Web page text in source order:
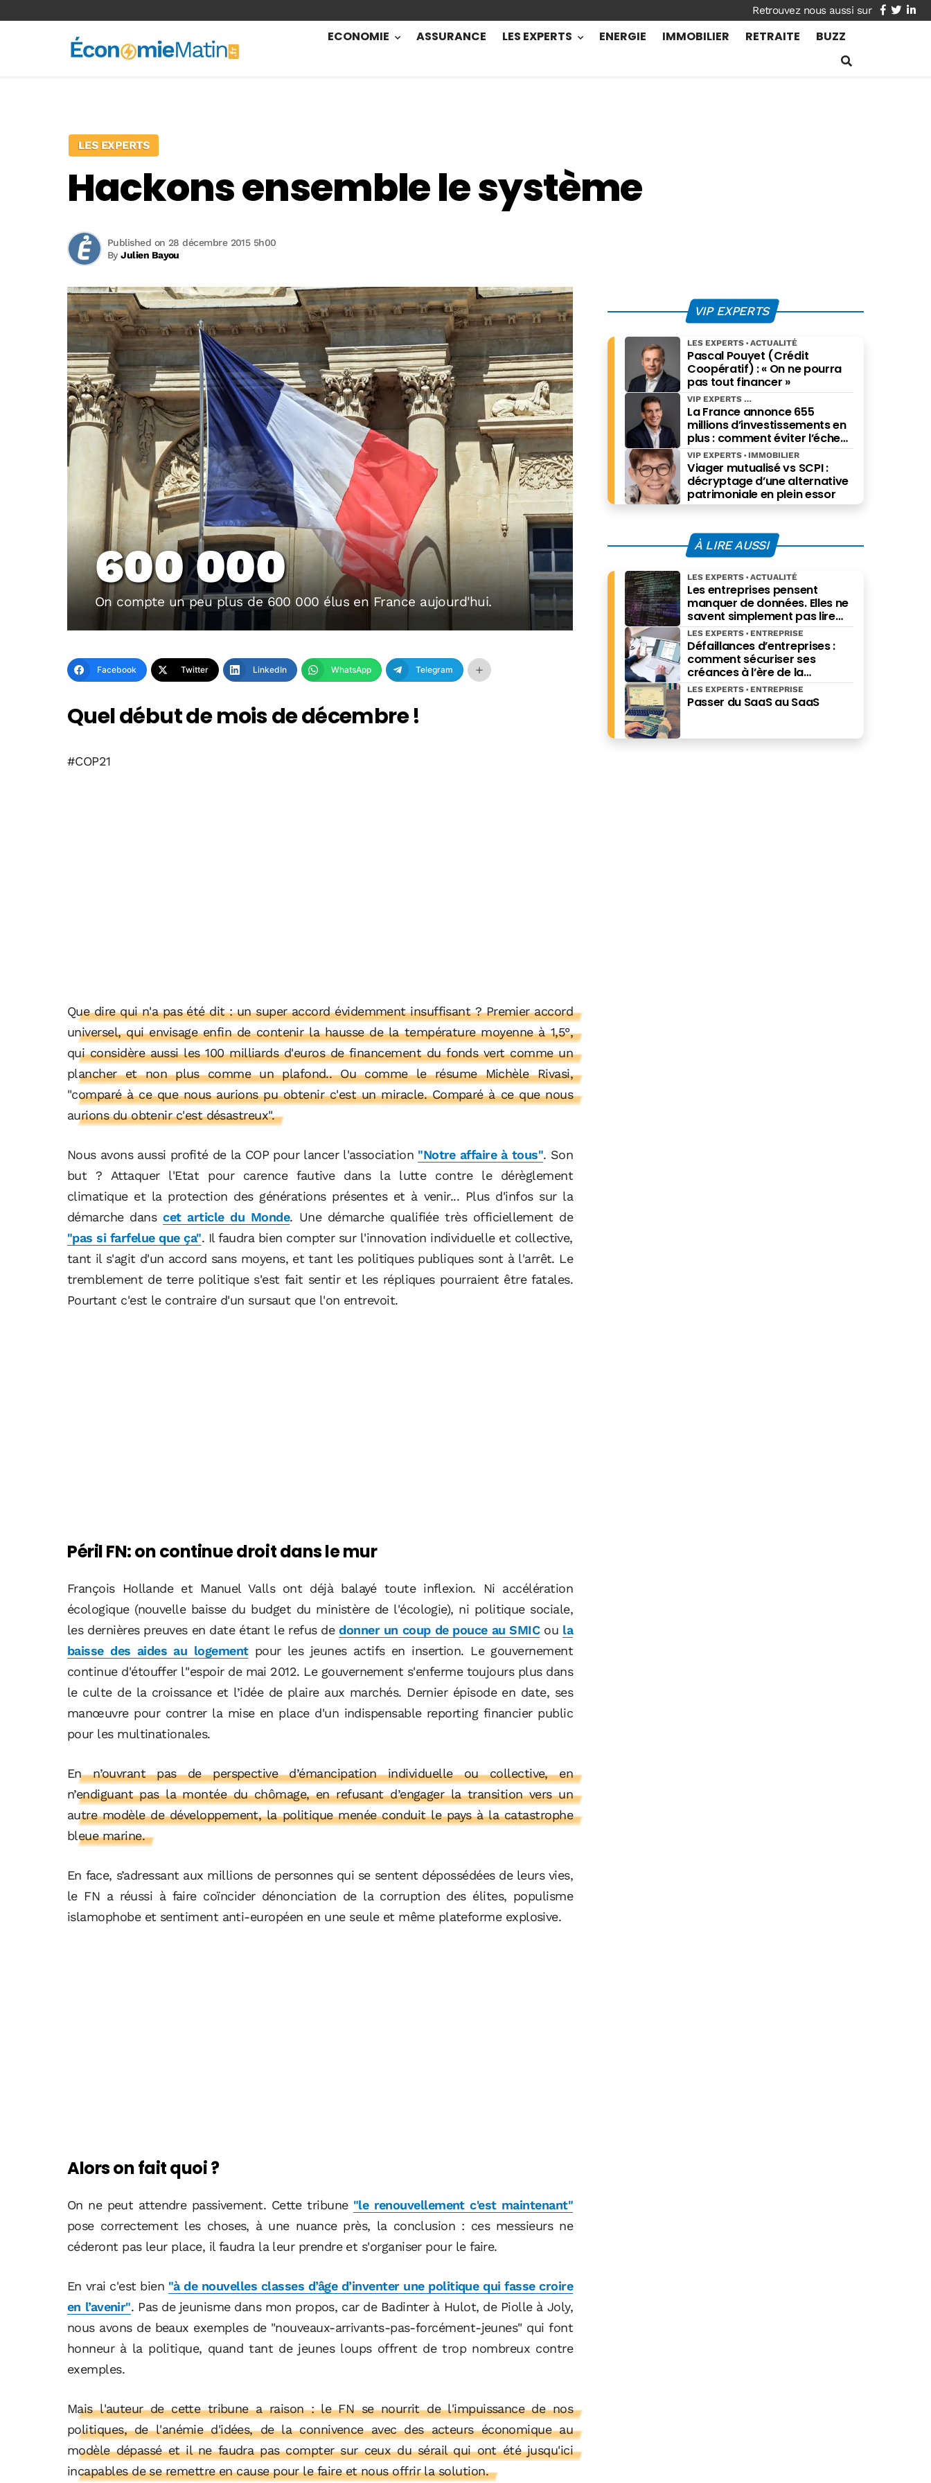
facebook
twitter
ECONOMIE ASSURANCE LES EXPERTS ENERGIE IMMOBILIER RETRAITE BUZZ
LES EXPERTS
Hackons ensemble le système
ByJulien Bayou
Published on 28 décembre 2015 5h00
600 000
On compte un peu plus de 600 000 élus en France aujourd'hui.
Facebook Twitter LinkedIn WhatsApp Telegram
Quel début de mois de décembre !
#COP21
Que dire qui n'a pas été dit : un super accord évidemment insuffisant ? Premier accord
universel, qui envisage enfin de contenir la hausse de la température moyenne à 1,5°,
qui considère aussi les 100 milliards d'euros de financement du fonds vert comme un
plancher et non plus comme un plafond.. Ou comme le résume Michèle Rivasi,
"comparé à ce que nous aurions pu obtenir c'est un miracle. Comparé à ce que nous
aurions du obtenir c'est désastreux".
Nous avons aussi profité de la COP pour lancer l'association "Notre affaire à tous". Son
but ? Attaquer l'Etat pour carence fautive dans la lutte contre le dérèglement
climatique et la protection des générations présentes et à venir... Plus d'infos sur la
démarche danscet article du Monde. Une démarche qualifiée très officiellement de
"pas si farfelue que ça". Il faudra bien compter sur l'innovation individuelle et collective,
tant il s'agit d'un accord sans moyens, et tant les politiques publiques sont à l'arrêt. Le
tremblement de terre politique s'est fait sentir et les répliques pourraient être fatales.
Pourtant c'est le contraire d'un sursaut que l'on entrevoit.
Péril FN: on continue droit dans le mur
François Hollande et Manuel Valls ont déjà balayé toute inflexion. Ni accélération
écologique (nouvelle baisse du budget du ministère de l'écologie), ni politique sociale,
les dernières preuves en date étant le refus dedonner un coup de pouce au SMICou la
baisse des aides au logementpour les jeunes actifs en insertion. Le gouvernement
continue d'étouffer l''espoir de mai 2012. Le gouvernement s'enferme toujours plus dans
le culte de la croissance et l’idée de plaire aux marchés. Dernier épisode en date, ses
manœuvre pour contrer la mise en place d'un indispensable reporting financier public
pour les multinationales.
En n’ouvrant pas de perspective d’émancipation individuelle ou collective, en
n’endiguant pas la montée du chômage, en refusant d’engager la transition vers un
autre modèle de développement, la politique menée conduit le pays à la catastrophe
bleue marine.
En face, s’adressant aux millions de personnes qui se sentent dépossédées de leurs vies,
le FN a réussi à faire coïncider dénonciation de la corruption des élites, populisme
islamophobe et sentiment anti-européen en une seule et même plateforme explosive.
Alors on fait quoi ?
On ne peut attendre passivement. Cette tribune "le renouvellement c'est maintenant"
pose correctement les choses, à une nuance près, la conclusion : ces messieurs ne
céderont pas leur place, il faudra la leur prendre et s'organiser pour le faire.
En vrai c'est bien "à de nouvelles classes d’âge d’inventer une politique qui fasse croire
en l’avenir". Pas de jeunisme dans mon propos, car de Badinter à Hulot, de Piolle à Joly,
nous avons de beaux exemples de "nouveaux-arrivants-pas-forcément-jeunes" qui font
honneur à la politique, quand tant de jeunes loups offrent de trop nombreux contre
exemples.
Mais l'auteur de cette tribune a raison : le FN se nourrit de l'impuissance de nos
politiques, de l'anémie d'idées, de la connivence avec des acteurs économique au
modèle dépassé et il ne faudra pas compter sur ceux du sérail qui ont été jusqu'ici
incapables de se remettre en cause pour le faire et nous offrir la solution.
VIP EXPERTS
Pascal Pouyet (Crédit
Coopératif) : « On ne pourra
pas tout financer »
LES EXPERTS ACTUALITÉ
La France annonce 655
millions d’investissements en
plus : comment éviter l’échec
des projets à grande échelle ?
VIP EXPERTS
Viager mutualisé vs SCPI :
décryptage d’une alternative
patrimoniale en plein essor
VIP EXPERTS IMMOBILIER
À LIRE AUSSI
Les entreprises pensent
manquer de données. Elles ne
savent simplement pas lire
celles qu’elles possèdent déjà.
LES EXPERTS ACTUALITÉ
Défaillances d’entreprises :
comment sécuriser ses
créances à l’ère de la
facturation électronique ?
LES EXPERTS ENTREPRISE
Passer du SaaS au SaaS
LES EXPERTS ENTREPRISE